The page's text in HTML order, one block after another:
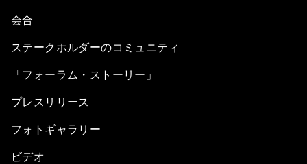
会合
ステークホルダーのコミュニティ
「フォーラム・ストーリー」
プレスリリース
フォトギャラリー
ビデオ